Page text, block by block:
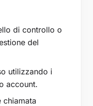
di controllo o
del
utilizzando i
account.
chiamata